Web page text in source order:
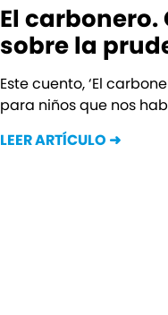
El
sobre la
Este cuento, ‘El
para niños que nos
LEER ARTÍCULO ➜